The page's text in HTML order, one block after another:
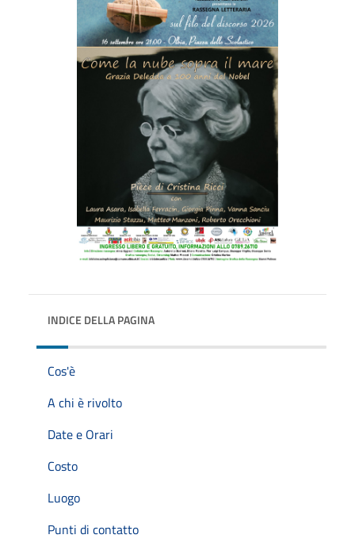
INDICE DELLA PAGINA
Cos'è
A chi è rivolto
Date e Orari
Costo
Luogo
Punti di contatto